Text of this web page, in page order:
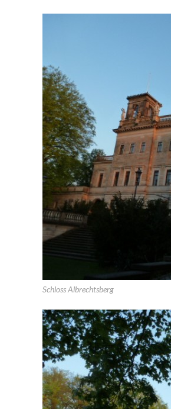
Schloss Albrechtsberg